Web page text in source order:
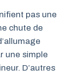
pas une
chute de
une simple
D’autres